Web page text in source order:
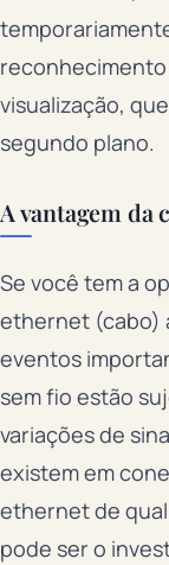
visualização,
segundo plano.
A vantagem da
Se você tem a
ethernet (cabo)
eventos
sem fio estão
variações de
existem em
ethernet de
pode ser o